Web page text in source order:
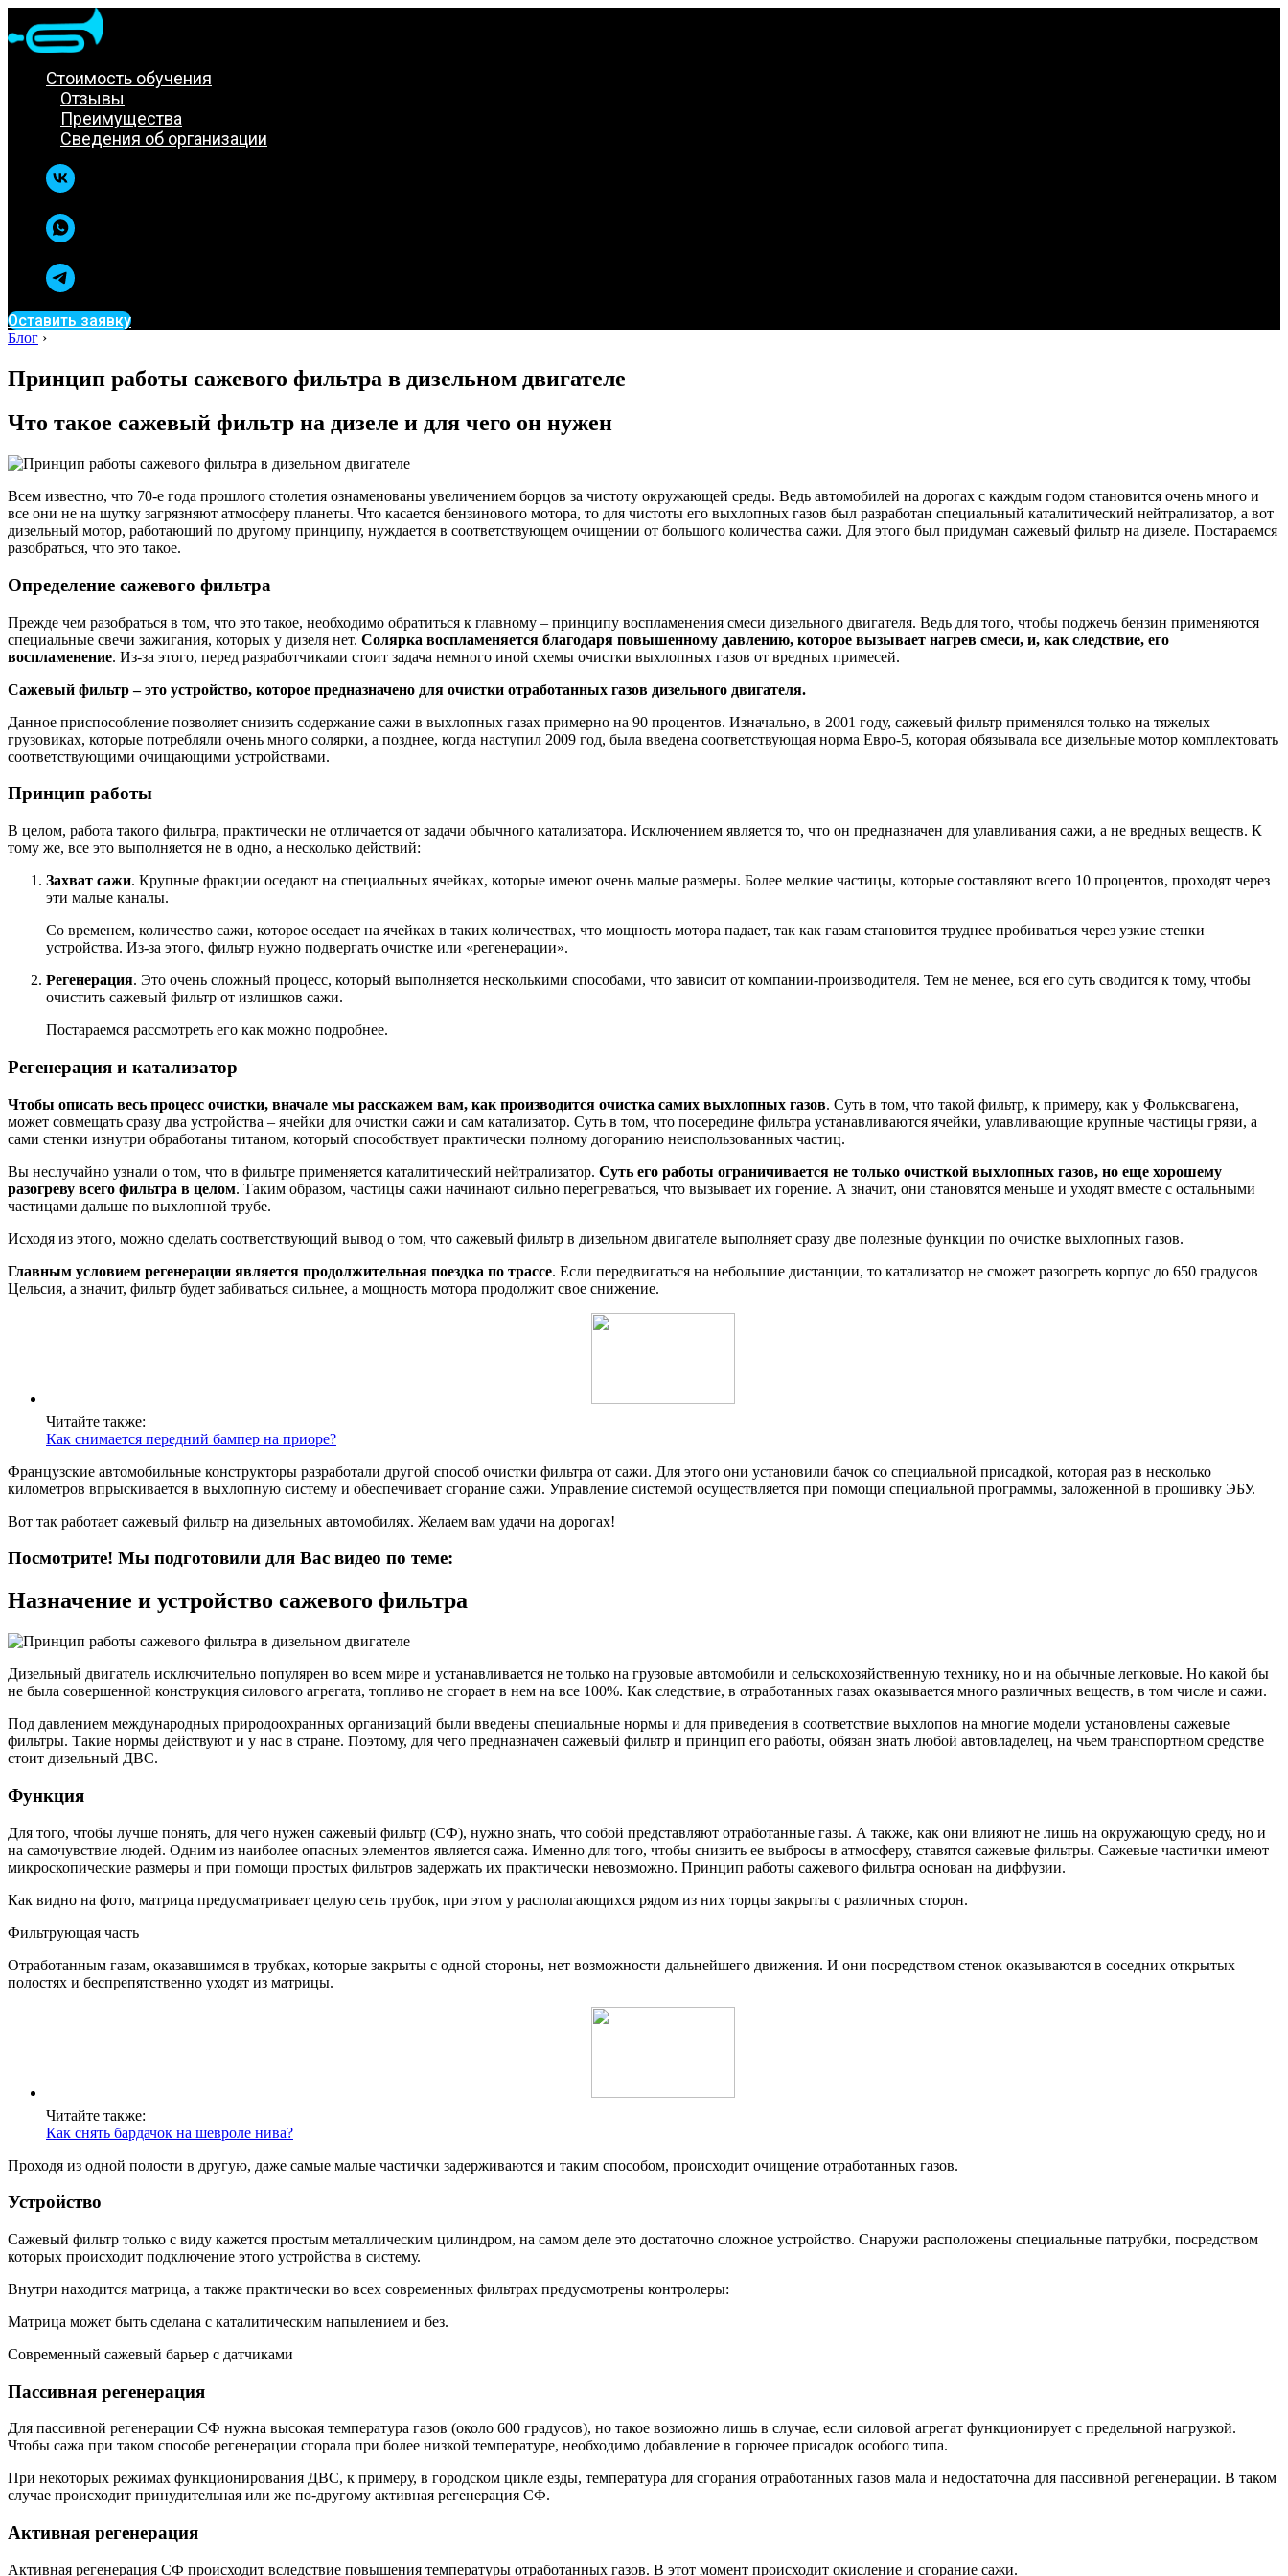
Стоимость обучения
Отзывы
Преимущества
Сведения об организации
Оставить заявку
Блог ›
Принцип работы сажевого фильтра в дизельном двигателе
Что такое сажевый фильтр на дизеле и для чего он нужен
Всем известно, что 70-е года прошлого столетия ознаменованы увеличением борцов за чистоту окружающей среды. Ведь автомобилей на дорогах с каждым годом становится очень много и
все они не на шутку загрязняют атмосферу планеты. Что касается бензинового мотора, то для чистоты его выхлопных газов был разработан специальный каталитический нейтрализатор, а вот
дизельный мотор, работающий по другому принципу, нуждается в соответствующем очищении от большого количества сажи. Для этого был придуман сажевый фильтр на дизеле. Постараемся
разобраться, что это такое.
Определение сажевого фильтра
Прежде чем разобраться в том, что это такое, необходимо обратиться к главному – принципу воспламенения смеси дизельного двигателя. Ведь для того, чтобы поджечь бензин применяются
специальные свечи зажигания, которых у дизеля нет. Солярка воспламеняется благодаря повышенному давлению, которое вызывает нагрев смеси, и, как следствие, его
воспламенение. Из-за этого, перед разработчиками стоит задача немного иной схемы очистки выхлопных газов от вредных примесей.
Сажевый фильтр – это устройство, которое предназначено для очистки отработанных газов дизельного двигателя.
Данное приспособление позволяет снизить содержание сажи в выхлопных газах примерно на 90 процентов. Изначально, в 2001 году, сажевый фильтр применялся только на тяжелых
грузовиках, которые потребляли очень много солярки, а позднее, когда наступил 2009 год, была введена соответствующая норма Евро-5, которая обязывала все дизельные мотор комплектовать
соответствующими очищающими устройствами.
Принцип работы
В целом, работа такого фильтра, практически не отличается от задачи обычного катализатора. Исключением является то, что он предназначен для улавливания сажи, а не вредных веществ. К
тому же, все это выполняется не в одно, а несколько действий:
Захват сажи. Крупные фракции оседают на специальных ячейках, которые имеют очень малые размеры. Более мелкие частицы, которые составляют всего 10 процентов, проходят через
эти малые каналы.
Со временем, количество сажи, которое оседает на ячейках в таких количествах, что мощность мотора падает, так как газам становится труднее пробиваться через узкие стенки
устройства. Из-за этого, фильтр нужно подвергать очистке или «регенерации».
Регенерация. Это очень сложный процесс, который выполняется несколькими способами, что зависит от компании-производителя. Тем не менее, вся его суть сводится к тому, чтобы
очистить сажевый фильтр от излишков сажи.
Постараемся рассмотреть его как можно подробнее.
Регенерация и катализатор
Чтобы описать весь процесс очистки, вначале мы расскажем вам, как производится очистка самих выхлопных газов. Суть в том, что такой фильтр, к примеру, как у Фольксвагена,
может совмещать сразу два устройства – ячейки для очистки сажи и сам катализатор. Суть в том, что посередине фильтра устанавливаются ячейки, улавливающие крупные частицы грязи, а
сами стенки изнутри обработаны титаном, который способствует практически полному догоранию неиспользованных частиц.
Вы неслучайно узнали о том, что в фильтре применяется каталитический нейтрализатор. Суть его работы ограничивается не только очисткой выхлопных газов, но еще хорошему
разогреву всего фильтра в целом. Таким образом, частицы сажи начинают сильно перегреваться, что вызывает их горение. А значит, они становятся меньше и уходят вместе с остальными
частицами дальше по выхлопной трубе.
Исходя из этого, можно сделать соответствующий вывод о том, что сажевый фильтр в дизельном двигателе выполняет сразу две полезные функции по очистке выхлопных газов.
Главным условием регенерации является продолжительная поездка по трассе. Если передвигаться на небольшие дистанции, то катализатор не сможет разогреть корпус до 650 градусов
Цельсия, а значит, фильтр будет забиваться сильнее, а мощность мотора продолжит свое снижение.
Читайте также:
Как снимается передний бампер на приоре?
Французские автомобильные конструкторы разработали другой способ очистки фильтра от сажи. Для этого они установили бачок со специальной присадкой, которая раз в несколько
километров впрыскивается в выхлопную систему и обеспечивает сгорание сажи. Управление системой осуществляется при помощи специальной программы, заложенной в прошивку ЭБУ.
Вот так работает сажевый фильтр на дизельных автомобилях. Желаем вам удачи на дорогах!
Посмотрите! Мы подготовили для Вас видео по теме:
Назначение и устройство сажевого фильтра
Дизельный двигатель исключительно популярен во всем мире и устанавливается не только на грузовые автомобили и сельскохозяйственную технику, но и на обычные легковые. Но какой бы
не была совершенной конструкция силового агрегата, топливо не сгорает в нем на все 100%. Как следствие, в отработанных газах оказывается много различных веществ, в том числе и сажи.
Под давлением международных природоохранных организаций были введены специальные нормы и для приведения в соответствие выхлопов на многие модели установлены сажевые
фильтры. Такие нормы действуют и у нас в стране. Поэтому, для чего предназначен сажевый фильтр и принцип его работы, обязан знать любой автовладелец, на чьем транспортном средстве
стоит дизельный ДВС.
Функция
Для того, чтобы лучше понять, для чего нужен сажевый фильтр (СФ), нужно знать, что собой представляют отработанные газы. А также, как они влияют не лишь на окружающую среду, но и
на самочувствие людей. Одним из наиболее опасных элементов является сажа. Именно для того, чтобы снизить ее выбросы в атмосферу, ставятся сажевые фильтры. Сажевые частички имеют
микроскопические размеры и при помощи простых фильтров задержать их практически невозможно. Принцип работы сажевого фильтра основан на диффузии.
Как видно на фото, матрица предусматривает целую сеть трубок, при этом у располагающихся рядом из них торцы закрыты с различных сторон.
Фильтрующая часть
Отработанным газам, оказавшимся в трубках, которые закрыты с одной стороны, нет возможности дальнейшего движения. И они посредством стенок оказываются в соседних открытых
полостях и беспрепятственно уходят из матрицы.
Читайте также:
Как снять бардачок на шевроле нива?
Проходя из одной полости в другую, даже самые малые частички задерживаются и таким способом, происходит очищение отработанных газов.
Устройство
Сажевый фильтр только с виду кажется простым металлическим цилиндром, на самом деле это достаточно сложное устройство. Снаружи расположены специальные патрубки, посредством
которых происходит подключение этого устройства в систему.
Внутри находится матрица, а также практически во всех современных фильтрах предусмотрены контролеры:
Матрица может быть сделана с каталитическим напылением и без.
Современный сажевый барьер с датчиками
Пассивная регенерация
Для пассивной регенерации СФ нужна высокая температура газов (около 600 градусов), но такое возможно лишь в случае, если силовой агрегат функционирует с предельной нагрузкой.
Чтобы сажа при таком способе регенерации сгорала при более низкой температуре, необходимо добавление в горючее присадок особого типа.
При некоторых режимах функционирования ДВС, к примеру, в городском цикле езды, температура для сгорания отработанных газов мала и недостаточна для пассивной регенерации. В таком
случае происходит принудительная или же по-другому активная регенерация СФ.
Активная регенерация
Активная регенерация СФ происходит вследствие повышения температуры отработанных газов. В этот момент происходит окисление и сгорание сажи.